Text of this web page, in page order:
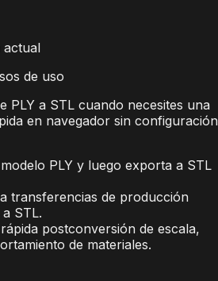
actual
de uso
PLY a STL cuando necesites una
en navegador sin configuración
PLY y luego exporta a STL
transferencias de producción
STL.
postconversión de escala,
de materiales.